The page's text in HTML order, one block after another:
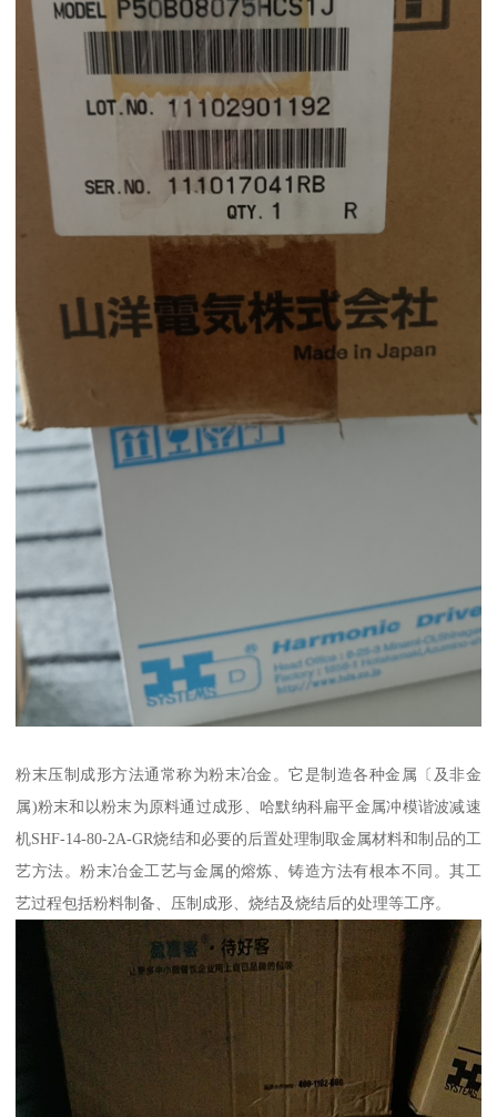
粉末压制成形方法通常称为粉末冶金。它是制造各种金属〔及非金
属)粉末和以粉末为原料通过成形、哈默纳科扁平金属冲模谐波减速
机SHF-14-80-2A-GR烧结和必要的后置处理制取金属材料和制品的工
艺方法。粉末冶金工艺与金属的熔炼、铸造方法有根本不同。其工
艺过程包括粉料制备、压制成形、烧结及烧结后的处理等工序。